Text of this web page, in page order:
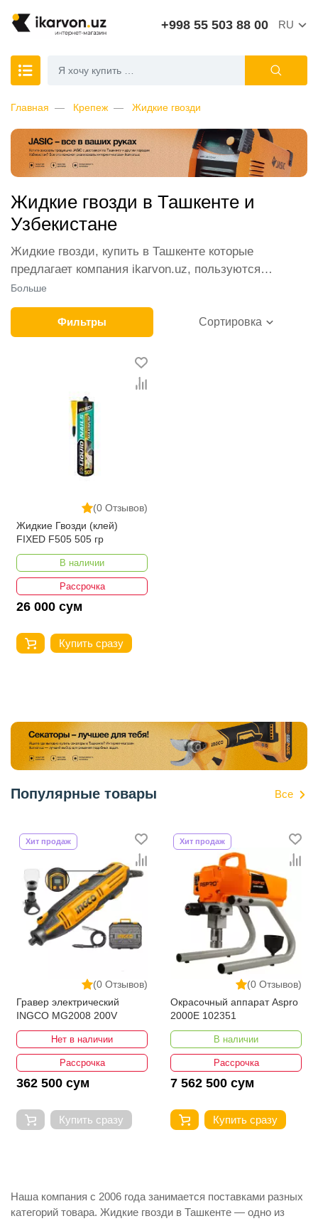
+998 55 503 88 00 RU
Главная Крепеж Жидкие гвозди
Жидкие гвозди в Ташкенте и
Узбекистане
Жидкие гвозди, купить в Ташкенте которые
предлагает компания ikarvon.uz, пользуются
широким спросом среди наших клиентов. Мы
обеспечиваем лучшие условия продажи этой
категории товара. Жидкие гвозди в интернет-
магазине представлены ведущими
производителями и брендами, список которых
постоянно расширяется. Мы доставляем товар в
любом количестве по всей территории страны. Все
это дополняет лучшая по Узбекистану стоимость,
Жидкие гвозди от ikarvon.uz — это самый широкий
диапазон цен. Причем здесь представлена
оптимальная цена для каждой позиции из категории
Больше
Фильтры Сортировка
(0 Отзывов)
Жидкие Гвозди (клей)
FIXED F505 505 гр
В наличии
Рассрочка
26 000 сум
Купить сразу
Популярные товары Все
(0 Отзывов)
Хит продаж
Гравер электрический
INGCO MG2008 200V
Нет в наличии
Рассрочка
362 500 сум
Купить сразу
(0 Отзывов)
Хит продаж
Окрасочный аппарат Aspro
2000E 102351
В наличии
Рассрочка
7 562 500 сум
Купить сразу
Наша компания с 2006 года занимается поставками разных
категорий товара. Жидкие гвозди в Ташкенте — одно из